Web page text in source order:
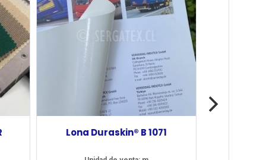
Lona Duraskin® B 1071